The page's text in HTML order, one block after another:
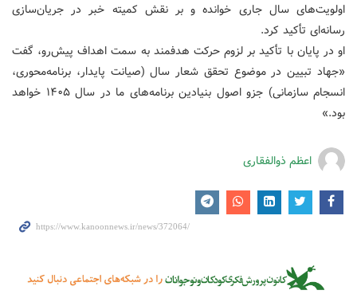
اولویت‌های سال جاری خوانده و بر نقش کمیته خبر در جریان‌سازی
رسانه‌ای تأکید کرد.
او در پایان با تأکید بر لزوم حرکت هدفمند به سمت اهداف پیش‌رو، گفت
«جهاد تبیین در موضوع تحقق شعار سال (صیانت پایدار، برنامه‌محوری،
انسجام سازمانی) جزو اصول بنیادین برنامه‌های ما در سال ۱۴۰۵ خواهد
بود.»
اعظم ذوالفقاری